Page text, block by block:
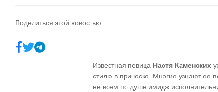
Поделиться этой новостью:
Известная певица Настя Каменских
стилю в прическе. Многие узнают ее
не всем по душе имидж